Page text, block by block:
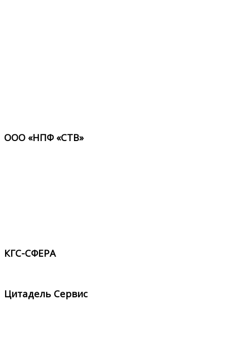
ООО «НПФ «СТВ»
КГС-СФЕРА
Цитадель Сервис